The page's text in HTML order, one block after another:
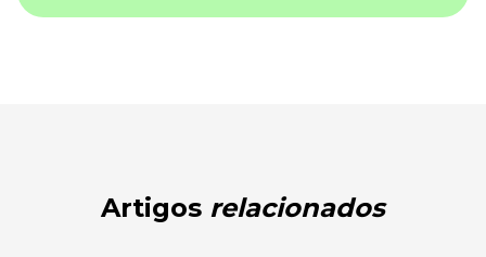
Artigos relacionados